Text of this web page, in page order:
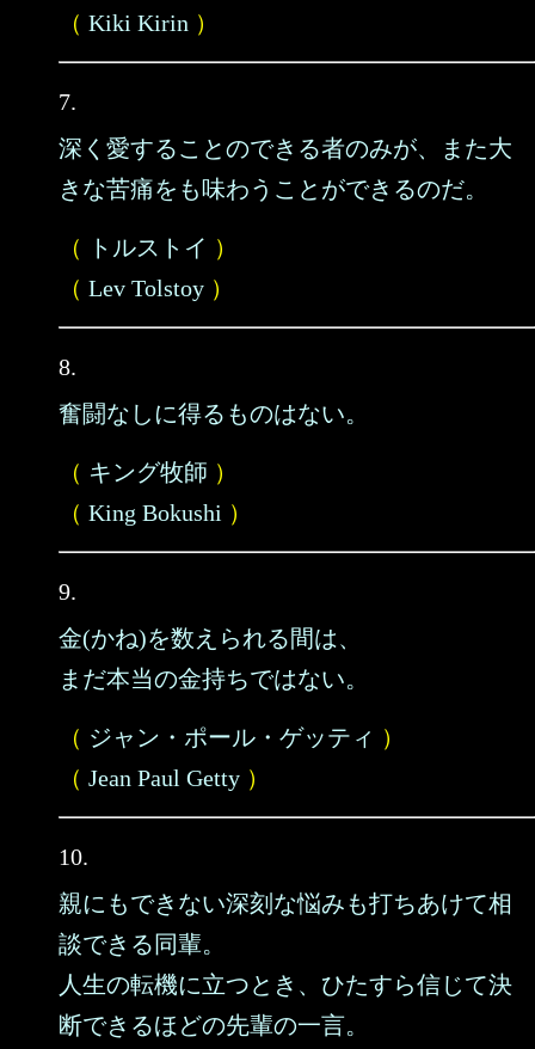
（ Kiki Kirin ）
7.
深く愛することのできる者のみが、また大
きな苦痛をも味わうことができるのだ。
（ トルストイ ）
（ Lev Tolstoy ）
8.
奮闘なしに得るものはない。
（ キング牧師 ）
（ King Bokushi ）
9.
金(かね)を数えられる間は、
まだ本当の金持ちではない。
（ ジャン・ポール・ゲッティ ）
（ Jean Paul Getty ）
10.
親にもできない深刻な悩みも打ちあけて相
談できる同輩。
人生の転機に立つとき、ひたすら信じて決
断できるほどの先輩の一言。